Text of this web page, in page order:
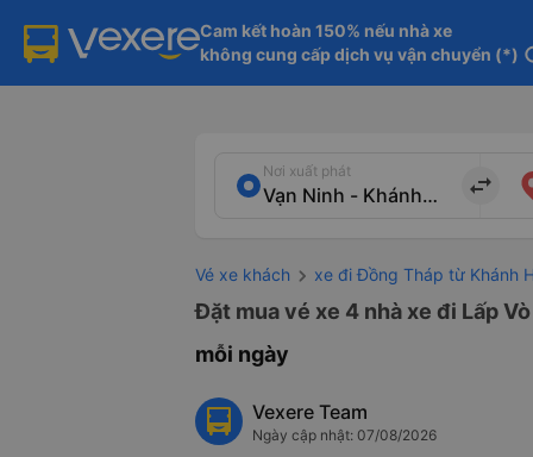
Cam kết hoàn 150% nếu nhà xe
không cung cấp dịch vụ vận chuyển (*)
Nơi xuất phát
import_export
Vé xe khách xe đi Đồng Tháp từ Khánh
Đặt mua vé xe 4 nhà xe đi Lấp
mỗi ngày
Vexere Team
Ngày cập nhật: 07/08/2026